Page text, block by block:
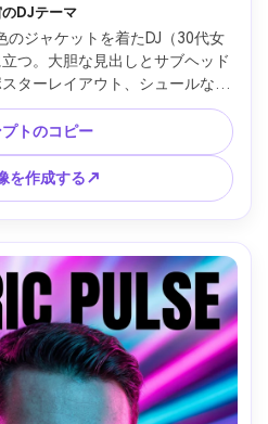
DJテーマ
のジャケットを着たDJ（30代女
つ。大胆な見出しとサブヘッド
ターレイアウト、シュールなコ
のアクセントとして微妙に使用
ブロック、スターフィールド
イライトを備えたクールなブル
センター構図、夢のような未来
肌の質感、高解像度、印刷可能
透かしなし --ar 4:5
トのコピー
を作成する↗